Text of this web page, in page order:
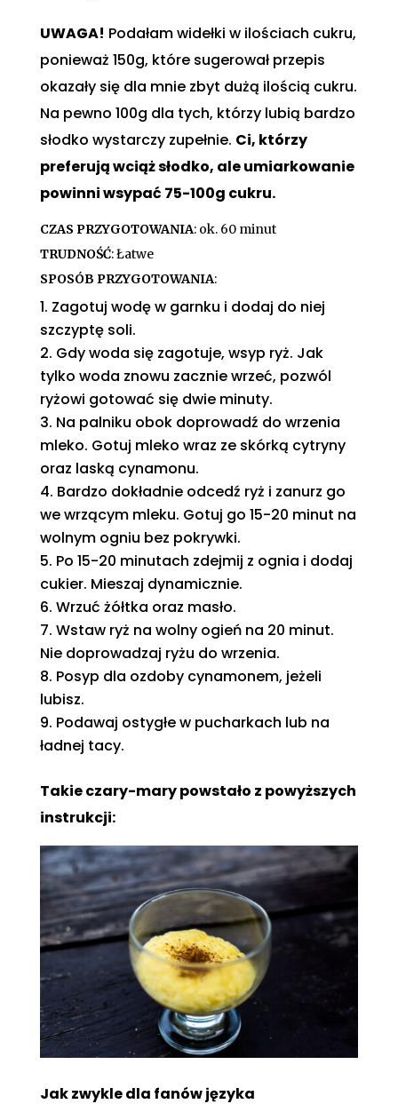
UWAGA! Podałam widełki w ilościach cukru,
ponieważ 150g, które sugerował przepis
okazały się dla mnie zbyt dużą ilością cukru.
Na pewno 100g dla tych, którzy lubią bardzo
słodko wystarczy zupełnie. Ci, którzy
preferują wciąż słodko, ale umiarkowanie
powinni wsypać 75-100g cukru.
CZAS PRZYGOTOWANIA: ok. 60 minut
TRUDNOŚĆ: Łatwe
SPOSÓB PRZYGOTOWANIA:
Zagotuj wodę w garnku i dodaj do niej
szczyptę soli.
Gdy woda się zagotuje, wsyp ryż. Jak
tylko woda znowu zacznie wrzeć, pozwól
ryżowi gotować się dwie minuty.
Na palniku obok doprowadź do wrzenia
mleko. Gotuj mleko wraz ze skórką cytryny
oraz laską cynamonu.
Bardzo dokładnie odcedź ryż i zanurz go
we wrzącym mleku. Gotuj go 15-20 minut na
wolnym ogniu bez pokrywki.
Po 15-20 minutach zdejmij z ognia i dodaj
cukier. Mieszaj dynamicznie.
Wrzuć żółtka oraz masło.
Wstaw ryż na wolny ogień na 20 minut.
Nie doprowadzaj ryżu do wrzenia.
Posyp dla ozdoby cynamonem, jeżeli
lubisz.
Podawaj ostygłe w pucharkach lub na
ładnej tacy.
Takie czary-mary powstało z powyższych
instrukcji:
Jak zwykle dla fanów języka